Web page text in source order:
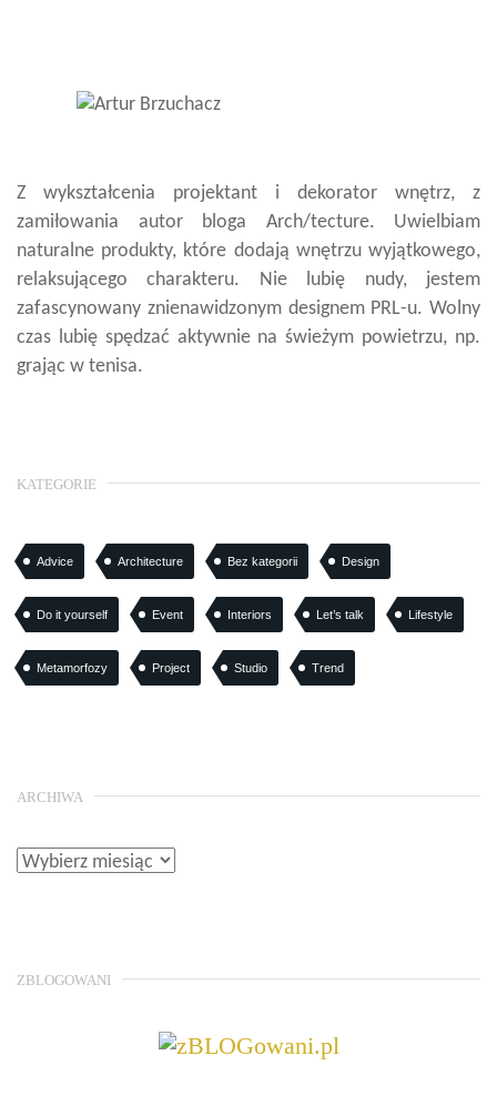
Z wykształcenia projektant i dekorator wnętrz, z
zamiłowania autor bloga Arch/tecture. Uwielbiam
naturalne produkty, które dodają wnętrzu wyjątkowego,
relaksującego charakteru. Nie lubię nudy, jestem
zafascynowany znienawidzonym designem PRL-u. Wolny
czas lubię spędzać aktywnie na świeżym powietrzu, np.
grając w tenisa.
KATEGORIE
Advice Architecture Bez kategorii Design
Do it yourself Event Interiors Let’s talk Lifestyle
Metamorfozy Project Studio Trend
ARCHIWA
ZBLOGOWANI